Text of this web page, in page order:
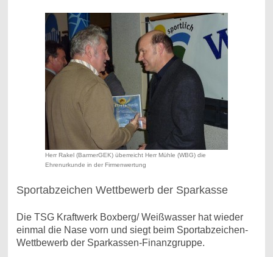
Herr Rakel (BarmerGEK) überreicht Herr Mühle (WBG) die
Ehrenurkunde in der Firmenwertung
Sportabzeichen Wettbewerb der Sparkasse
Die TSG Kraftwerk Boxberg/ Weißwasser hat wieder
einmal die Nase vorn und siegt beim Sportabzeichen-
Wettbewerb der Sparkassen-Finanzgruppe.